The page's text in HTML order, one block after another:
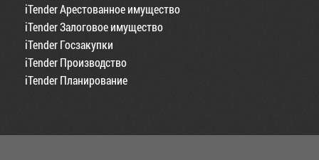
iTender Арестованное имущество
iTender Залоговое имущество
iTender Госзакупки
iTender Производство
iTender Планирование